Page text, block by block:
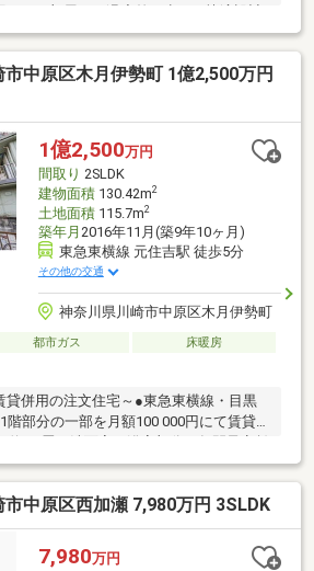
ールドパネル）〇約18.1帖のLDKは約
らの採光〇複層ガラスを採用〇フローリ
階部分）〇WTC（ウォークスルークロー
3階に約2.8㎡の2箇所あり〇全室雨戸自
ン性を両立・三井ホーム「クアルタホ
食器洗い乾燥機付き
中原区木月伊勢町 1億2,500万円
1億2,500万円
間取り 2SLDK
建物面積130.42m2
土地面積115.7m2
築年月 2016年11月(築9年10ヶ月)
東急東横線 元住吉駅 徒歩5分
その他の交通
神奈川県川崎市中原区木月伊勢町
都市ガス
床暖房
併用の注文住宅～●東急東横線・目黒
部分の一部を月額100 000円にて賃貸中
戸部分、2階、小屋裏収納部分を自己利
部分自宅として利用しながら、1階部分
できます（※オーナーチェンジ物件につ
が条件となります）1階賃貸中部分
部分 90.06㎡建物面積には賃貸部分34.09
中原区西加瀬 7,980万円 3SLDK
7,980万円